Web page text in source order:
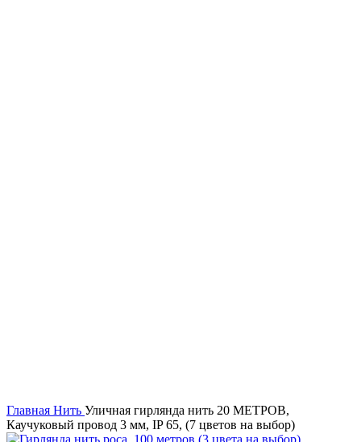
Главная Нить Уличная гирлянда нить 20 МЕТРОВ,
Каучуковый провод 3 мм, IP 65, (7 цветов на выбор)